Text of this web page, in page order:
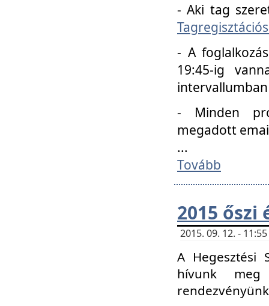
- Aki tag
- A
19:45-ig
- Minden
megadott
...
Tovább
2015
2015. 09. 12. -
A Hegesztési
hívunk